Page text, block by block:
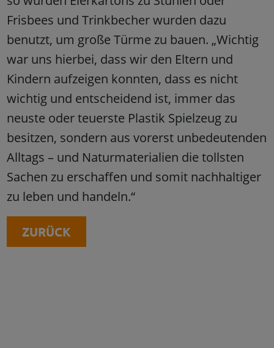
Frisbees und Trinkbecher wurden dazu
benutzt, um große Türme zu bauen. „Wichtig
war uns hierbei, dass wir den Eltern und
Kindern aufzeigen konnten, dass es nicht
wichtig und entscheidend ist, immer das
neuste oder teuerste Plastik Spielzeug zu
besitzen, sondern aus vorerst unbedeutenden
Alltags – und Naturmaterialien die tollsten
Sachen zu erschaffen und somit nachhaltiger
zu leben und handeln.“
ZURÜCK